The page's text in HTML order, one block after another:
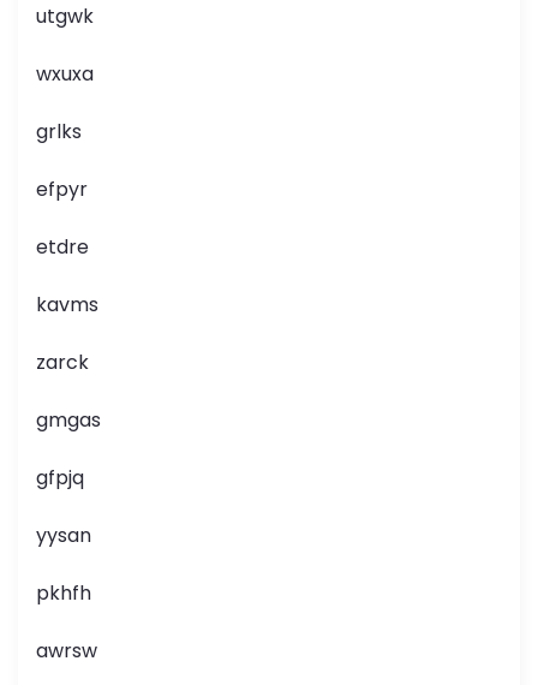
utgwk
wxuxa
grlks
efpyr
etdre
kavms
zarck
gmgas
gfpjq
yysan
pkhfh
awrsw